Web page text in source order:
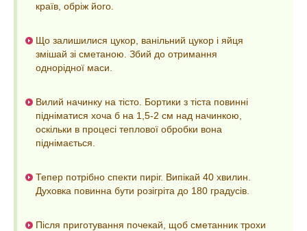
країв, обріж його.
Що залишилися цукор, ванільний цукор і яйця
змішай зі сметаною. Збий до отримання
однорідної маси.
Вилий начинку на тісто. Бортики з тіста повинні
підніматися хоча б на 1,5-2 см над начинкою,
оскільки в процесі теплової обробки вона
піднімається.
Тепер потрібно спекти пиріг. Випікай 40 хвилин.
Духовка повинна бути розігріта до 180 градусів.
Після приготування почекай, щоб сметанник трохи